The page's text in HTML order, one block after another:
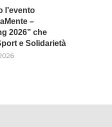
l’evento
–
2026” che
e Solidarietà